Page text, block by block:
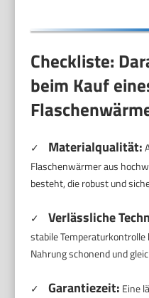
Checkliste:
beim Kauf
✓ Materialqualität:
Flaschenwärmer aus
besteht, die robust und
✓ Verlässliche
stabile
Nahrung schonend und
✓ Garantiezeit: Eine